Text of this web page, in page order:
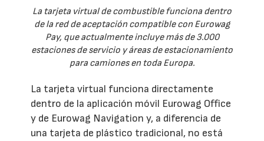
La tarjeta virtual de combustible funciona dentro
de la red de aceptación compatible con Eurowag
Pay, que actualmente incluye más de 3.000
estaciones de servicio y áreas de estacionamiento
para camiones en toda Europa.
La tarjeta virtual funciona directamente
dentro de la aplicación móvil Eurowag Office
y de Eurowag Navigation y, a diferencia de
una tarjeta de plástico tradicional, no está